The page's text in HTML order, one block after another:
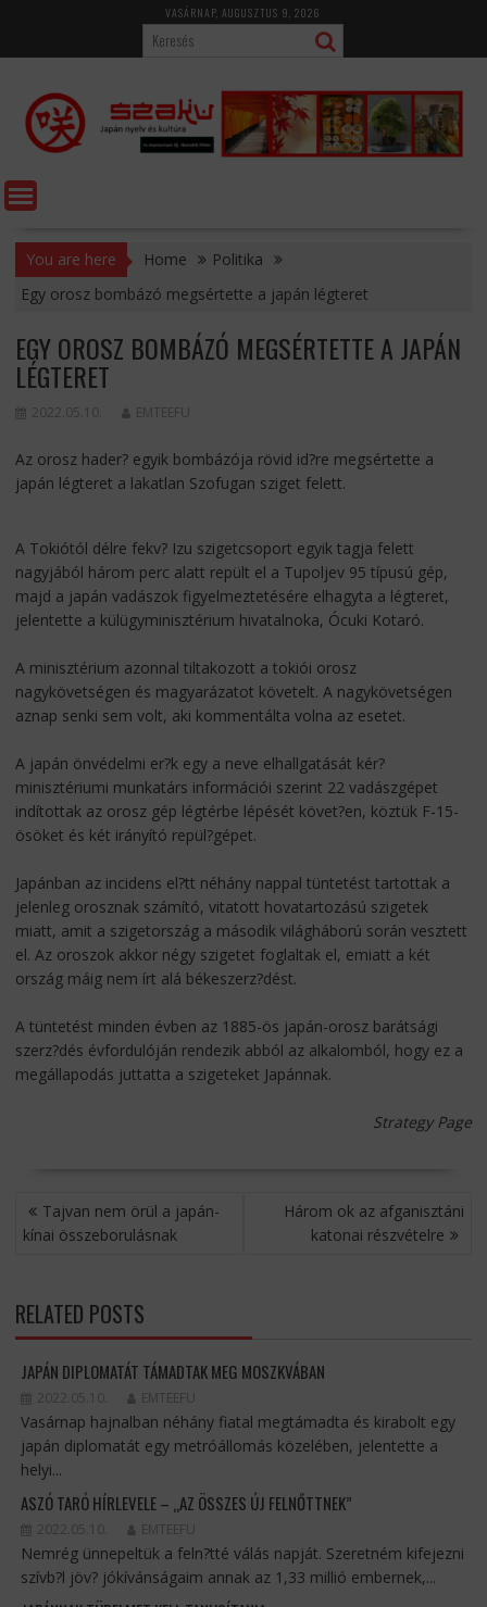
content
VASÁRNAP, AUGUSZTUS 9, 2026
You are here Home
Politika
Egy orosz bombázó megsértette a japán légteret
EGY OROSZ BOMBÁZÓ MEGSÉRTETTE A JAPÁN
LÉGTERET
2022.05.10. EMTEEFU
Az orosz hader? egyik bombázója rövid id?re megsértette a
japán légteret a lakatlan Szofugan sziget felett.
A Tokiótól délre fekv? Izu szigetcsoport egyik tagja felett
nagyjából három perc alatt repült el a Tupoljev 95 típusú gép,
majd a japán vadászok figyelmeztetésére elhagyta a légteret,
jelentette a külügyminisztérium hivatalnoka, Ócuki Kotaró.
A minisztérium azonnal tiltakozott a tokiói orosz
nagykövetségen és magyarázatot követelt. A nagykövetségen
aznap senki sem volt, aki kommentálta volna az esetet.
A japán önvédelmi er?k egy a neve elhallgatását kér?
minisztériumi munkatárs információi szerint 22 vadászgépet
indítottak az orosz gép légtérbe lépését követ?en, köztük F-15-
ösöket és két irányító repül?gépet.
Japánban az incidens el?tt néhány nappal tüntetést tartottak a
jelenleg orosznak számító, vitatott hovatartozású szigetek
miatt, amit a szigetország a második világháború során vesztett
el. Az oroszok akkor négy szigetet foglaltak el, emiatt a két
ország máig nem írt alá békeszerz?dést.
A tüntetést minden évben az 1885-ös japán-orosz barátsági
szerz?dés évfordulóján rendezik abból az alkalomból, hogy ez a
megállapodás juttatta a szigeteket Japánnak.
Strategy Page
BEJEGYZÉS
NAVIGÁCIÓ
Tajvan nem örül a japán-
kínai összeborulásnak
Három ok az afganisztáni
katonai részvételre
RELATED POSTS
JAPÁN DIPLOMATÁT TÁMADTAK MEG MOSZKVÁBAN
2022.05.10. EMTEEFU
Vasárnap hajnalban néhány fiatal megtámadta és kirabolt egy
japán diplomatát egy metróállomás közelében, jelentette a
helyi...
ASZÓ TARÓ HÍRLEVELE – „AZ ÖSSZES ÚJ FELNŐTTNEK”
2022.05.10. EMTEEFU
Nemrég ünnepeltük a feln?tté válás napját. Szeretném kifejezni
szívb?l jöv? jókívánságaim annak az 1,33 millió embernek,...